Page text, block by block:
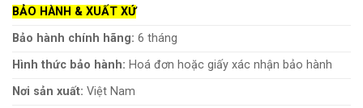
BẢO HÀNH & XUẤT XỨ
Bảo hành chính hãng: 6 tháng
Hình thức bảo hành: Hoá đơn hoặc giấy xác nhận bảo hành
Nơi sản xuất: Việt Nam